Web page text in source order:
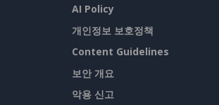
AI Policy
개인정보 보호정책
Content Guidelines
보안 개요
악용 신고